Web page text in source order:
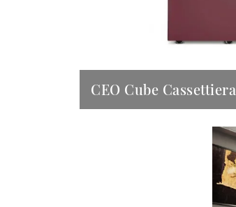
CEO Cube Cassettiera